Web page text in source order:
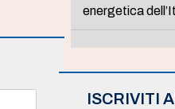
energetica
ISCRIVITI